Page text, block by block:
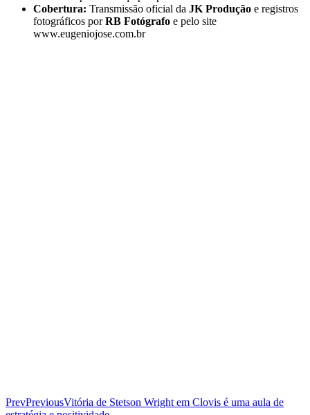
Cobertura: Transmissão oficial da JK Produção e registros
fotográficos porRB Fotógrafo e pelo site
www.eugeniojose.com.br
PrevPreviousVitória de Stetson Wright em Clovis é uma aula de